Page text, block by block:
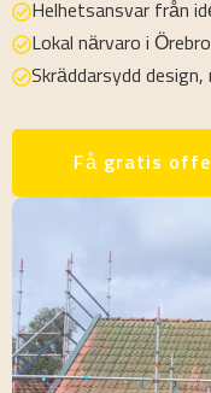
Helhetsansvar från
Lokal närvaro i
Skräddarsydd
Få gratis